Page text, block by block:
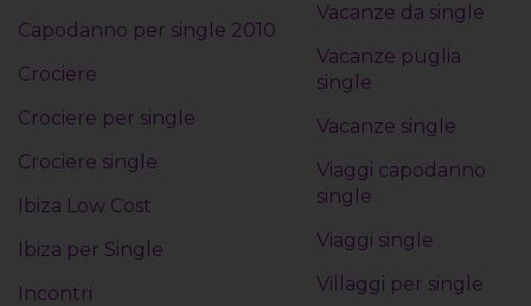
Capodanno per single 2010
Crociere
Crociere per single
Crociere single
Ibiza Low Cost
Ibiza per Single
Incontri
Vacanze da single
Vacanze puglia
single
Vacanze single
Viaggi capodanno
single
Viaggi single
Villaggi per single